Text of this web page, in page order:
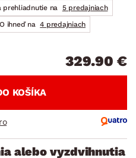
prehliadnutie na
5 predajniach
ihneď na 4 predajniach
329.90 €
KOŠÍKA
alebo vyzdvihnutia